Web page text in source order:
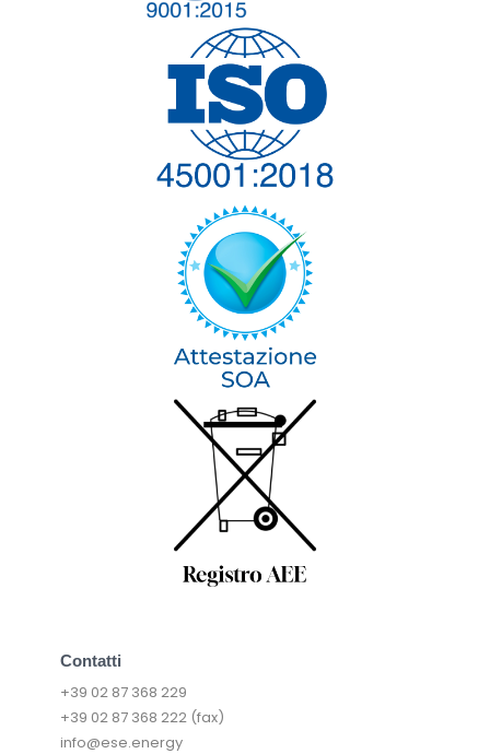
Contatti
+39 02 87 368 229
+39 02 87 368 222 (fax)
info@ese.energy